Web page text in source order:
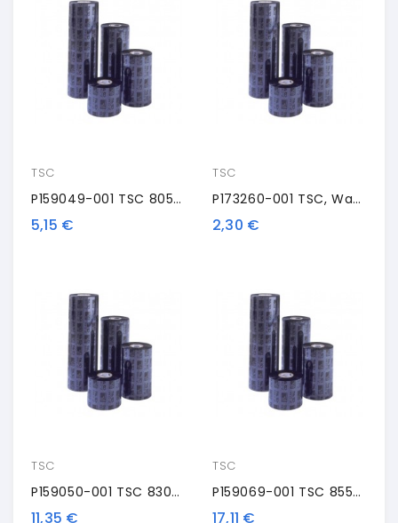
TSC
P159049-001 TSC 8050-SWX, TSC, Nastro Trasportatore Termico, Cera, 110 Mm, Nero
5,15 €
TSC
P173260-001 TSC, Wax, 110mm, 2 Rolls/box, Black
2,30 €
TSC
P159050-001 TSC 8300-PWX, TSC, Nastro Trasportatore Termico, Premium Cera, 110 Mm, Nero
11,35 €
TSC
P159069-001 TSC 8550-SWR, TSC, Nastro Trasportatore Termico, Cera/resina, 83 Mm, Nero
17,11 €